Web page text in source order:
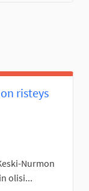
risteys
Nurmon
olisi...